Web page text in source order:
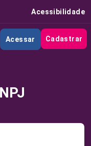
Acessibilidade
Acessar Cadastrar